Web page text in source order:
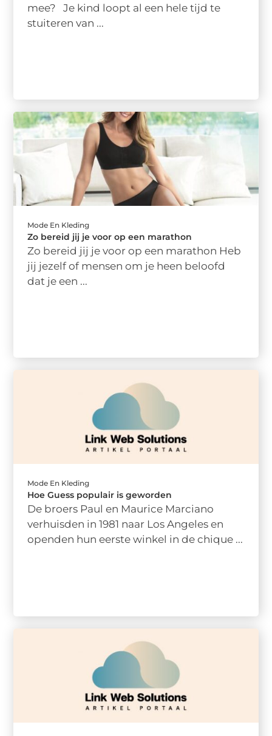
mee? Je kind loopt al een hele tijd te
stuiteren van ...
Mode En Kleding
Zo bereid jij je voor op een marathon
Zo bereid jij je voor op een marathon Heb
jij jezelf of mensen om je heen beloofd
dat je een ...
Mode En Kleding
Hoe Guess populair is geworden
De broers Paul en Maurice Marciano
verhuisden in 1981 naar Los Angeles en
openden hun eerste winkel in de chique ...